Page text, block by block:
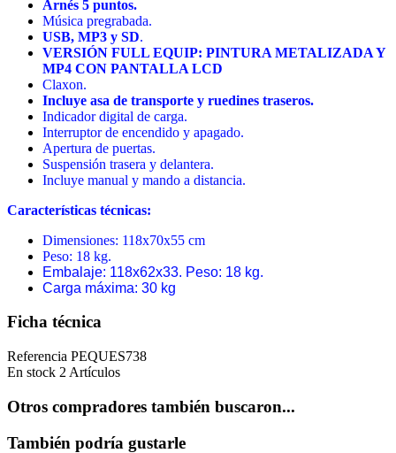
Arnés 5 puntos.
Música pregrabada.
USB, MP3 y SD.
VERSIÓN FULL EQUIP: PINTURA METALIZADA Y
MP4 CON PANTALLA LCD
Claxon.
Incluye asa de transporte y ruedines traseros.
Indicador digital de carga.
Interruptor de encendido y apagado.
Apertura de puertas.
Suspensión trasera y delantera.
Incluye manual y mando a distancia.
Características técnicas:
Dimensiones: 118x70x55 cm
Peso: 18 kg.
Embalaje: 118x62x33. Peso: 18 kg.
Carga máxima: 30 kg
Ficha técnica
Referencia PEQUES738
En stock 2 Artículos
Otros compradores también buscaron...
También podría gustarle